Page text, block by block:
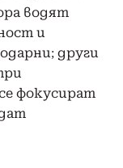
водят
и
други
фокусират